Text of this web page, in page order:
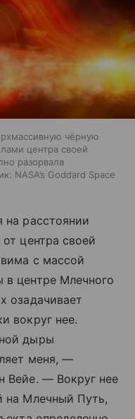
чёрную
центра своей
разорвала
NASA’s Goddard Space
на расстоянии
центра своей
с массой
центре Млечного
озадачивает
вокруг нее.
дыры
меня, —
Вейе. — Вокруг нее
на Млечный Путь,